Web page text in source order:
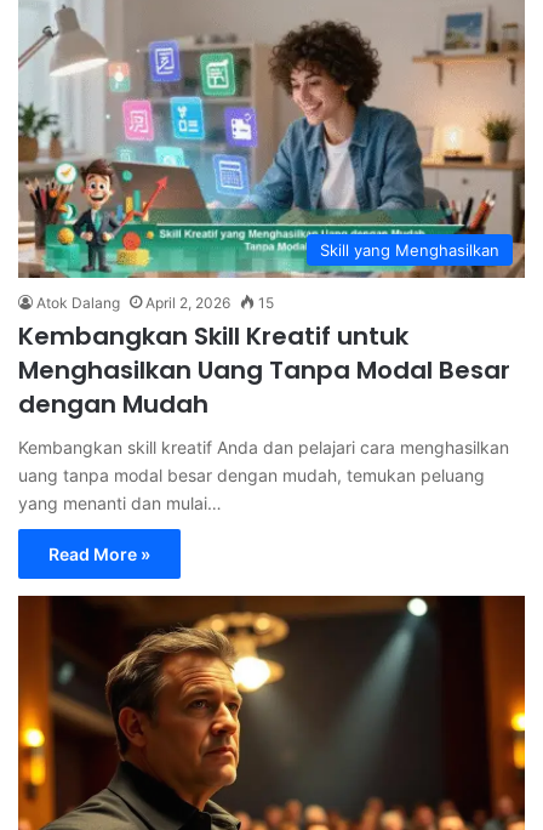
Skill yang Menghasilkan
Atok Dalang April 2, 2026 15
Kembangkan Skill Kreatif untuk
Menghasilkan Uang Tanpa Modal Besar
dengan Mudah
Kembangkan skill kreatif Anda dan pelajari cara menghasilkan
uang tanpa modal besar dengan mudah, temukan peluang
yang menanti dan mulai…
Read More »